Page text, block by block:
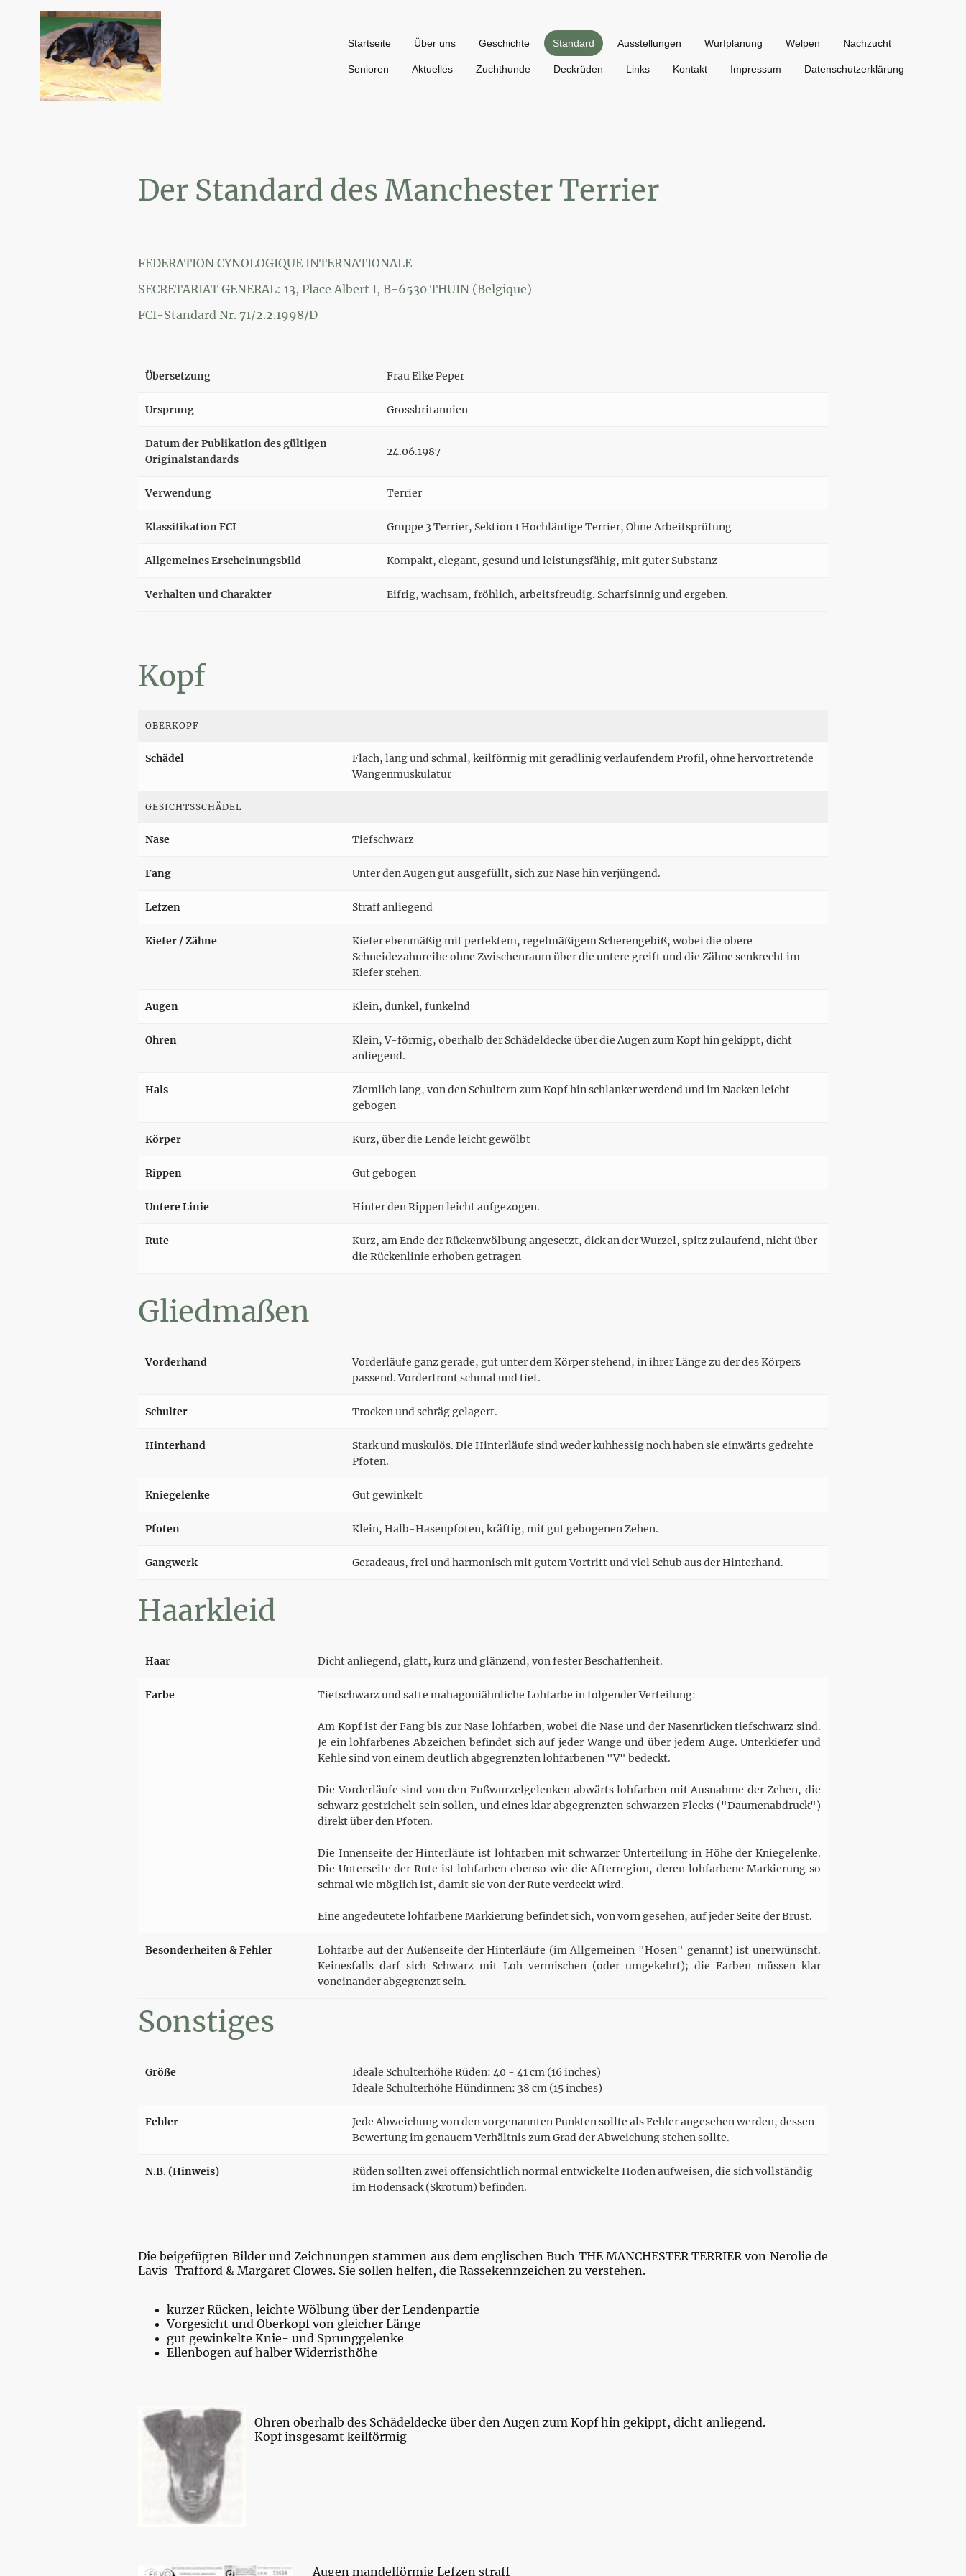
Startseite Über uns Geschichte Standard Ausstellungen Wurfplanung Welpen Nachzucht
Senioren Aktuelles Zuchthunde Deckrüden Links Kontakt Impressum Datenschutzerklärung
Der Standard des Manchester Terrier
FEDERATION CYNOLOGIQUE INTERNATIONALE
SECRETARIAT GENERAL: 13, Place Albert I, B-6530 THUIN (Belgique)
FCI-Standard Nr. 71/2.2.1998/D
Übersetzung Frau Elke Peper
Ursprung Grossbritannien
Datum der Publikation des gültigen
Originalstandards
24.06.1987
Verwendung Terrier
Klassifikation FCI Gruppe 3 Terrier, Sektion 1 Hochläufige Terrier, Ohne Arbeitsprüfung
Allgemeines Erscheinungsbild Kompakt, elegant, gesund und leistungsfähig, mit guter Substanz
Verhalten und Charakter Eifrig, wachsam, fröhlich, arbeitsfreudig. Scharfsinnig und ergeben.
OBERKOPF
Schädel
Flach, lang und schmal, keilförmig mit geradlinig verlaufendem Profil, ohne hervortretende
Wangenmuskulatur
GESICHTSSCHÄDEL
Nase Tiefschwarz
Fang Unter den Augen gut ausgefüllt, sich zur Nase hin verjüngend.
Lefzen Straff anliegend
Kiefer / Zähne
Kiefer ebenmäßig mit perfektem, regelmäßigem Scherengebiß, wobei die obere
Schneidezahnreihe ohne Zwischenraum über die untere greift und die Zähne senkrecht im
Kiefer stehen.
Augen Klein, dunkel, funkelnd
Ohren
Klein, V-förmig, oberhalb der Schädeldecke über die Augen zum Kopf hin gekippt, dicht
anliegend.
Hals
Ziemlich lang, von den Schultern zum Kopf hin schlanker werdend und im Nacken leicht
gebogen
Körper Kurz, über die Lende leicht gewölbt
Rippen Gut gebogen
Untere Linie Hinter den Rippen leicht aufgezogen.
Rute
Kurz, am Ende der Rückenwölbung angesetzt, dick an der Wurzel, spitz zulaufend, nicht über
die Rückenlinie erhoben getragen
Kopf
Gliedmaßen
Vorderhand
Vorderläufe ganz gerade, gut unter dem Körper stehend, in ihrer Länge zu der des Körpers
passend. Vorderfront schmal und tief.
Schulter Trocken und schräg gelagert.
Hinterhand
Stark und muskulös. Die Hinterläufe sind weder kuhhessig noch haben sie einwärts gedrehte
Pfoten.
Kniegelenke Gut gewinkelt
Pfoten Klein, Halb-Hasenpfoten, kräftig, mit gut gebogenen Zehen.
Gangwerk Geradeaus, frei und harmonisch mit gutem Vortritt und viel Schub aus der Hinterhand.
Haarkleid
Haar Dicht anliegend, glatt, kurz und glänzend, von fester Beschaffenheit.
Farbe Tiefschwarz und satte mahagoniähnliche Lohfarbe in folgender Verteilung:
Am Kopf ist der Fang bis zur Nase lohfarben, wobei die Nase und der Nasenrücken tiefschwarz sind.
Je ein lohfarbenes Abzeichen befindet sich auf jeder Wange und über jedem Auge. Unterkiefer und
Kehle sind von einem deutlich abgegrenzten lohfarbenen "V" bedeckt.
Die Vorderläufe sind von den Fußwurzelgelenken abwärts lohfarben mit Ausnahme der Zehen, die
schwarz gestrichelt sein sollen, und eines klar abgegrenzten schwarzen Flecks ("Daumenabdruck")
direkt über den Pfoten.
Die Innenseite der Hinterläufe ist lohfarben mit schwarzer Unterteilung in Höhe der Kniegelenke.
Die Unterseite der Rute ist lohfarben ebenso wie die Afterregion, deren lohfarbene Markierung so
schmal wie möglich ist, damit sie von der Rute verdeckt wird.
Eine angedeutete lohfarbene Markierung befindet sich, von vorn gesehen, auf jeder Seite der Brust.
Besonderheiten & Fehler
Lohfarbe auf der Außenseite der Hinterläufe (im Allgemeinen "Hosen" genannt) ist unerwünscht.
Keinesfalls darf sich Schwarz mit Loh vermischen (oder umgekehrt); die Farben müssen klar
voneinander abgegrenzt sein.
Sonstiges
Größe
Ideale Schulterhöhe Rüden: 40 - 41 cm (16 inches)
Ideale Schulterhöhe Hündinnen: 38 cm (15 inches)
Fehler
Jede Abweichung von den vorgenannten Punkten sollte als Fehler angesehen werden, dessen
Bewertung im genauem Verhältnis zum Grad der Abweichung stehen sollte.
N.B. (Hinweis)
Rüden sollten zwei offensichtlich normal entwickelte Hoden aufweisen, die sich vollständig
im Hodensack (Skrotum) befinden.
Die beigefügten Bilder und Zeichnungen stammen aus dem englischen Buch THE MANCHESTER TERRIER von Nerolie de
Lavis-Trafford & Margaret Clowes. Sie sollen helfen, die Rassekennzeichen zu verstehen.
kurzer Rücken, leichte Wölbung über der Lendenpartie
Vorgesicht und Oberkopf von gleicher Länge
gut gewinkelte Knie- und Sprunggelenke
Ellenbogen auf halber Widerristhöhe
Ohren oberhalb des Schädeldecke über den Augen zum Kopf hin gekippt, dicht anliegend.
Kopf insgesamt keilförmig
Augen mandelförmig Lefzen straff